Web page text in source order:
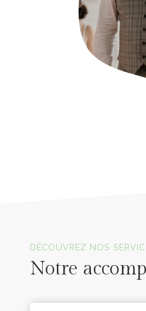
DÉCOUVREZ NOS
Notre